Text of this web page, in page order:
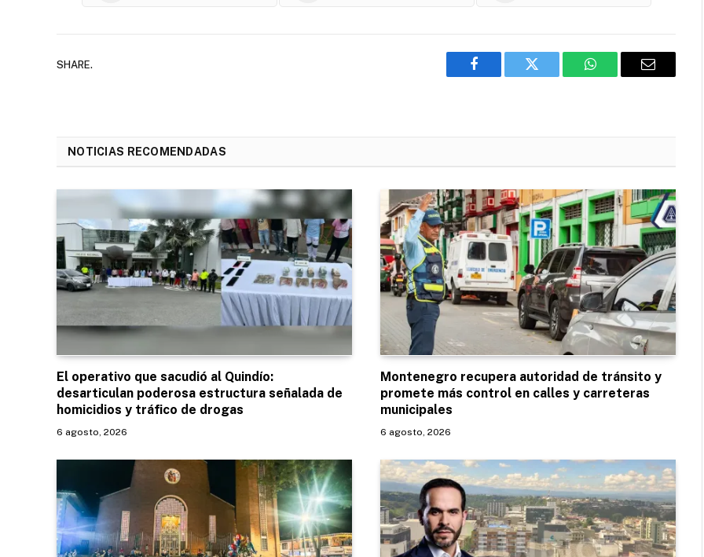
SHARE.
Facebook Twitter WhatsAppEmail
NOTICIAS RECOMENDADAS
El operativo que sacudió al Quindío:
desarticulan poderosa estructura señalada de
homicidios y tráfico de drogas
6 agosto, 2026
Montenegro recupera autoridad de tránsito y
promete más control en calles y carreteras
municipales
6 agosto, 2026